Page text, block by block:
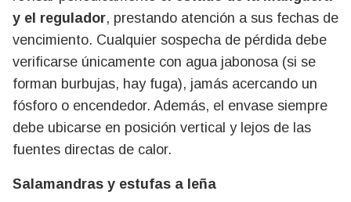
y el regulador, prestando atención a sus fechas de
vencimiento. Cualquier sospecha de pérdida debe
verificarse únicamente con agua jabonosa (si se
forman burbujas, hay fuga), jamás acercando un
fósforo o encendedor. Además, el envase siempre
debe ubicarse en posición vertical y lejos de las
fuentes directas de calor.
Salamandras y estufas a leña